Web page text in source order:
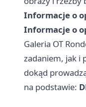
Informacje o
Informacje o
Galeria OT
zadaniem, jak i
dokąd
na podstawie: